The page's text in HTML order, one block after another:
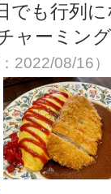
でも行列
ャーミン
2022/08/16）